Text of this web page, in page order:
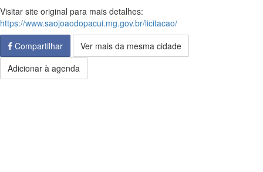
Visitar site original para mais detalhes:
https://www.saojoaodopacui.mg.gov.br/licitacao/
Compartilhar
Ver mais da mesma cidade
Adicionar à agenda